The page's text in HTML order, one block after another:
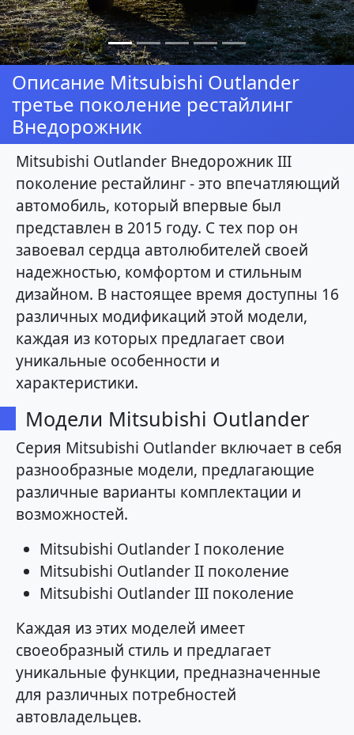
Описание Mitsubishi Outlander
третье поколение рестайлинг
Внедорожник
Mitsubishi Outlander Внедорожник III
поколение рестайлинг - это впечатляющий
автомобиль, который впервые был
представлен в 2015 году. С тех пор он
завоевал сердца автолюбителей своей
надежностью, комфортом и стильным
дизайном. В настоящее время доступны 16
различных модификаций этой модели,
каждая из которых предлагает свои
уникальные особенности и
характеристики.
Модели Mitsubishi Outlander
Серия Mitsubishi Outlander включает в себя
разнообразные модели, предлагающие
различные варианты комплектации и
возможностей.
Mitsubishi Outlander I поколение
Mitsubishi Outlander II поколение
Mitsubishi Outlander III поколение
Каждая из этих моделей имеет
своеобразный стиль и предлагает
уникальные функции, предназначенные
для различных потребностей
автовладельцев.